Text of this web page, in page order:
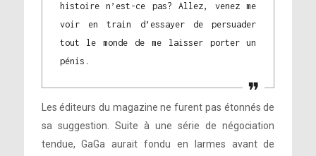
histoire n’est-ce pas? Allez, venez me
voir en train d’essayer de persuader
tout le monde de me laisser porter un
pénis.
Les éditeurs du magazine ne furent pas étonnés de
sa suggestion. Suite à une série de négociation
tendue, GaGa aurait fondu en larmes avant de